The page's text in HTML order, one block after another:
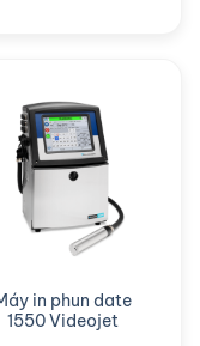
in phun date
1550 Videojet